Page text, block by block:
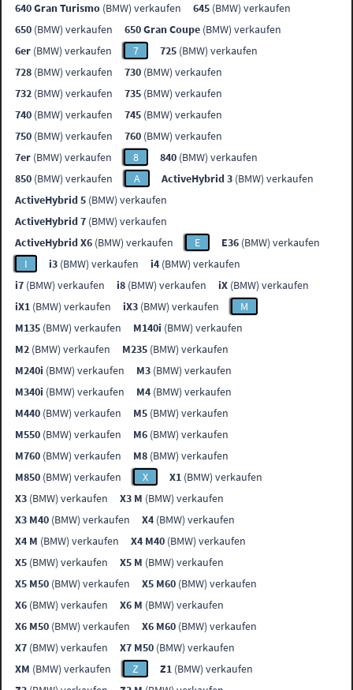
640 Gran Turismo (BMW) verkaufen 645 (BMW) verkaufen
650 (BMW) verkaufen 650 Gran Coupe (BMW) verkaufen
6er (BMW) verkaufen 7 725 (BMW) verkaufen
728 (BMW) verkaufen 730 (BMW) verkaufen
732 (BMW) verkaufen 735 (BMW) verkaufen
740 (BMW) verkaufen 745 (BMW) verkaufen
750 (BMW) verkaufen 760 (BMW) verkaufen
7er (BMW) verkaufen 8 840 (BMW) verkaufen
850 (BMW) verkaufen A ActiveHybrid 3 (BMW) verkaufen
ActiveHybrid 5 (BMW) verkaufen
ActiveHybrid 7 (BMW) verkaufen
ActiveHybrid X6 (BMW) verkaufen E E36 (BMW) verkaufen
I
i3 (BMW) verkaufen i4 (BMW) verkaufen
i7 (BMW) verkaufen i8 (BMW) verkaufen iX (BMW) verkaufen
iX1 (BMW) verkaufen iX3 (BMW) verkaufen
M
M135 (BMW) verkaufen M140i (BMW) verkaufen
M2 (BMW) verkaufen M235 (BMW) verkaufen
M240i (BMW) verkaufen M3 (BMW) verkaufen
M340i (BMW) verkaufen M4 (BMW) verkaufen
M440 (BMW) verkaufen M5 (BMW) verkaufen
M550 (BMW) verkaufen M6 (BMW) verkaufen
M760 (BMW) verkaufen M8 (BMW) verkaufen
M850 (BMW) verkaufen X X1 (BMW) verkaufen
X3 (BMW) verkaufen X3 M (BMW) verkaufen
X3 M40 (BMW) verkaufen X4 (BMW) verkaufen
X4 M (BMW) verkaufen X4 M40 (BMW) verkaufen
X5 (BMW) verkaufen X5 M (BMW) verkaufen
X5 M50 (BMW) verkaufen X5 M60 (BMW) verkaufen
X6 (BMW) verkaufen X6 M (BMW) verkaufen
X6 M50 (BMW) verkaufen X6 M60 (BMW) verkaufen
X7 (BMW) verkaufen X7 M50 (BMW) verkaufen
XM (BMW) verkaufen Z Z1 (BMW) verkaufen